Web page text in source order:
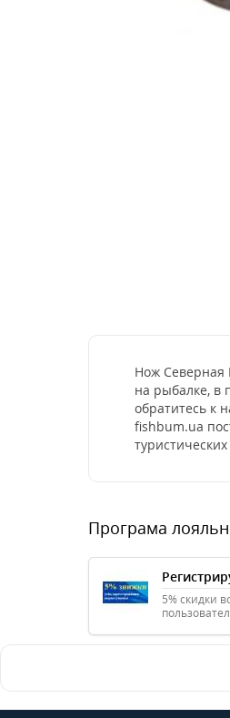
Нож Северная
на рыбалке, в
обратитесь к
fishbum.ua
Програма
5% скидки